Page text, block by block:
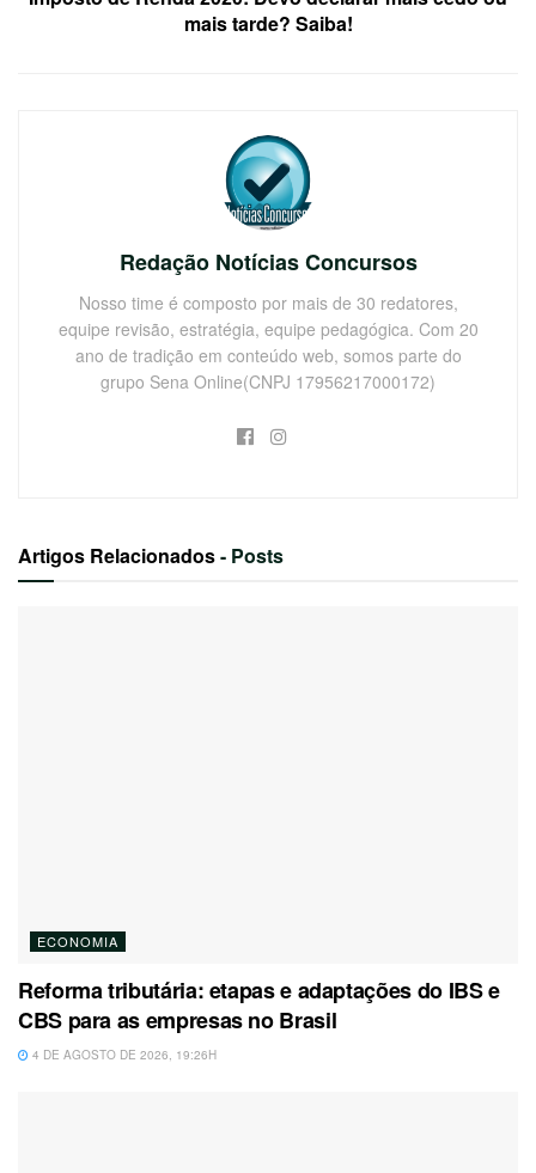
mais tarde? Saiba!
Redação Notícias Concursos
Nosso time é composto por mais de 30 redatores,
equipe revisão, estratégia, equipe pedagógica. Com 20
ano de tradição em conteúdo web, somos parte do
grupo Sena Online(CNPJ 17956217000172)
Artigos Relacionados- Posts
ECONOMIA
Reforma tributária: etapas e adaptações do IBS e
CBS para as empresas no Brasil
4 DE AGOSTO DE 2026, 19:26H